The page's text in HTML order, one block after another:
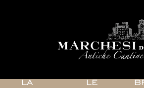
LA
LE